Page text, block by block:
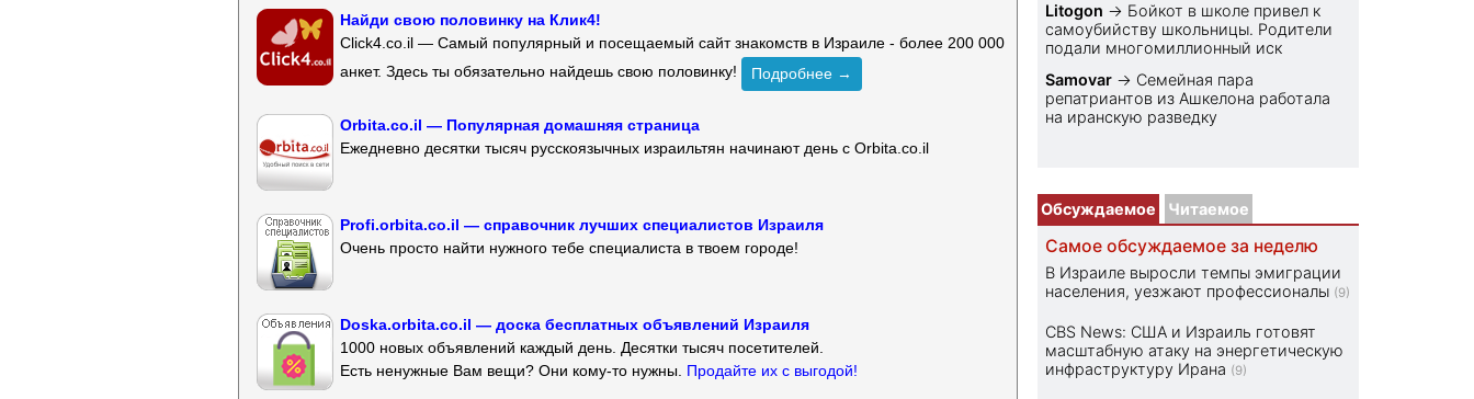
Найди свою половинку на Клик4!
Click4.co.il — Самый популярный и посещаемый сайт знакомств в Израиле - более 200 000
анкет. Здесь ты обязательно найдешь свою половинку!
Подробнее →
Orbita.co.il — Популярная домашняя страница
Ежедневно десятки тысяч русскоязычных израильтян начинают день с Orbita.co.il
Profi.orbita.co.il — справочник лучших специалистов Израиля
Очень просто найти нужного тебе специалиста в твоем городе!
Doska.orbita.co.il — доска бесплатных объявлений Израиля
1000 новых объявлений каждый день. Десятки тысяч посетителей.
Есть ненужные Вам вещи? Они кому-то нужны. Продайте их с выгодой!
Litogon → Бойкот в школе привел к
самоубийству школьницы. Родители
подали многомиллионный иск
Samovar → Семейная пара
репатриантов из Ашкелона работала
на иранскую разведку
Обсуждаемое Читаемое
Самое обсуждаемое за неделю
В Израиле выросли темпы эмиграции
населения, уезжают профессионалы (9)
CBS News: США и Израиль готовят
масштабную атаку на энергетическую
инфраструктуру Ирана (9)